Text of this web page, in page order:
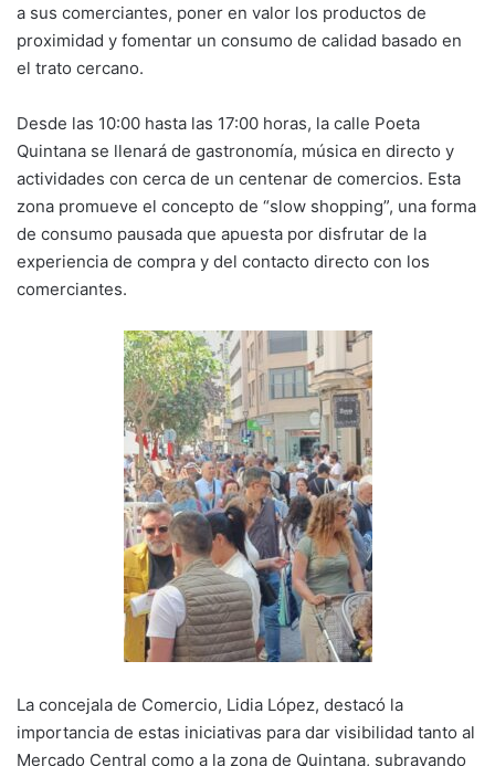
a sus comerciantes, poner en valor los productos de
proximidad y fomentar un consumo de calidad basado en
el trato cercano.
Desde las 10:00 hasta las 17:00 horas, la calle Poeta
Quintana se llenará de gastronomía, música en directo y
actividades con cerca de un centenar de comercios. Esta
zona promueve el concepto de “slow shopping”, una forma
de consumo pausada que apuesta por disfrutar de la
experiencia de compra y del contacto directo con los
comerciantes.
La concejala de Comercio, Lidia López, destacó la
importancia de estas iniciativas para dar visibilidad tanto al
Mercado Central como a la zona de Quintana, subrayando